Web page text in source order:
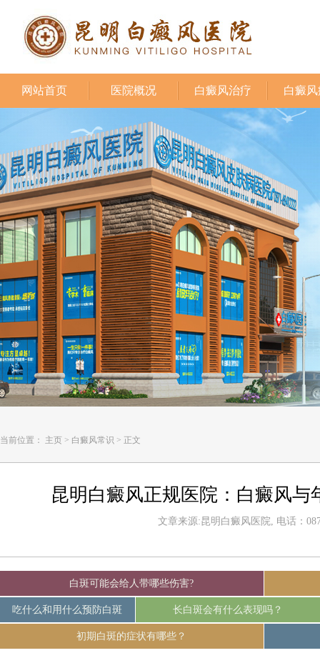
网站首页 医院概况 白癜风治疗 白癜
当前位置： 主页 > 白癜风常识 > 正文
昆明白癜风正规医院：白癜风与
文章来源:昆明白癜风医院, 电话：
白斑可能会给人带哪些伤害?
吃什么和用什么预防白斑 长白斑会有什么表现吗？
初期白斑的症状有哪些？